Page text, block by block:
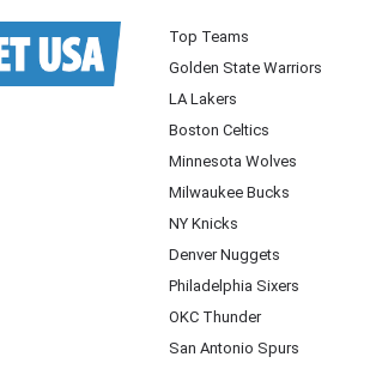
Top Teams
Golden State Warriors
LA Lakers
Boston Celtics
Minnesota Wolves
Milwaukee Bucks
NY Knicks
Denver Nuggets
Philadelphia Sixers
OKC Thunder
San Antonio Spurs